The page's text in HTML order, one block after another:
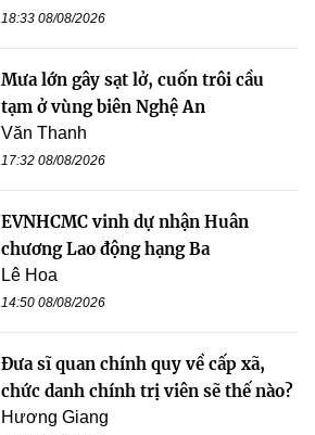
18:33 08/08/2026
Mưa lớn gây sạt lở, cuốn trôi cầu
tạm ở vùng biên Nghệ An
Văn Thanh
17:32 08/08/2026
EVNHCMC vinh dự nhận Huân
chương Lao động hạng Ba
Lê Hoa
14:50 08/08/2026
Đưa sĩ quan chính quy về cấp xã,
chức danh chính trị viên sẽ thế nào?
Hương Giang